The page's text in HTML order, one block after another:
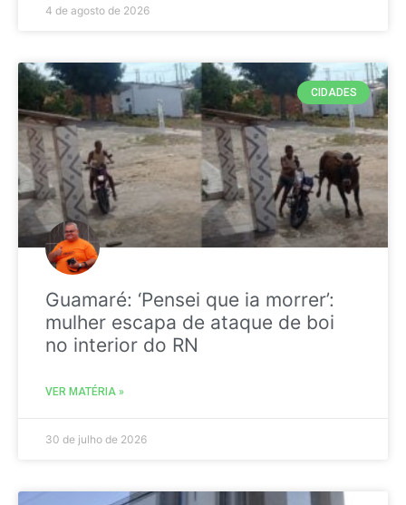
4 de agosto de 2026
CIDADES
Guamaré: ‘Pensei que ia morrer’:
mulher escapa de ataque de boi
no interior do RN
VER MATÉRIA »
30 de julho de 2026